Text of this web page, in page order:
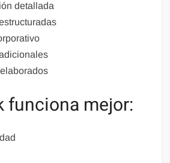
detallada
funciona mejor: